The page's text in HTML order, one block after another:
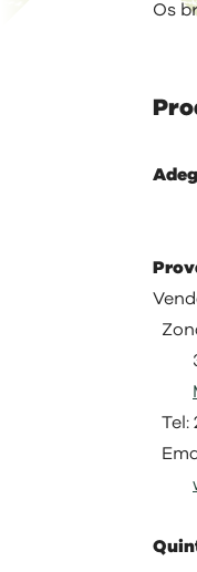
Os
Tel: